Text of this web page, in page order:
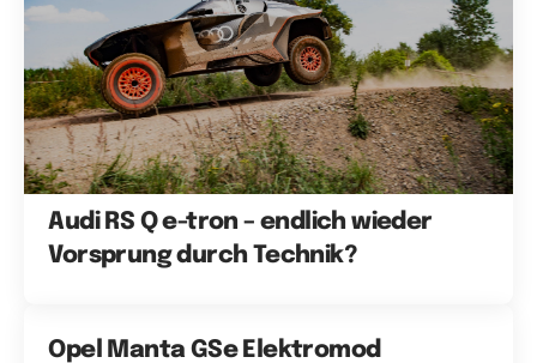
Audi RS Q e-tron – endlich wieder
Vorsprung durch Technik?
Opel Manta GSe Elektromod